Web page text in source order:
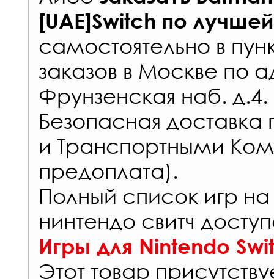
[UAE]Switch по
самостоятельно в
заказов в Москве по
Фрунзенская наб. д.4.
Безопасная
и Транспортными
предоплата).
Полный список игр
нинтендо свитч
Игры для Nintendo
Этот товар